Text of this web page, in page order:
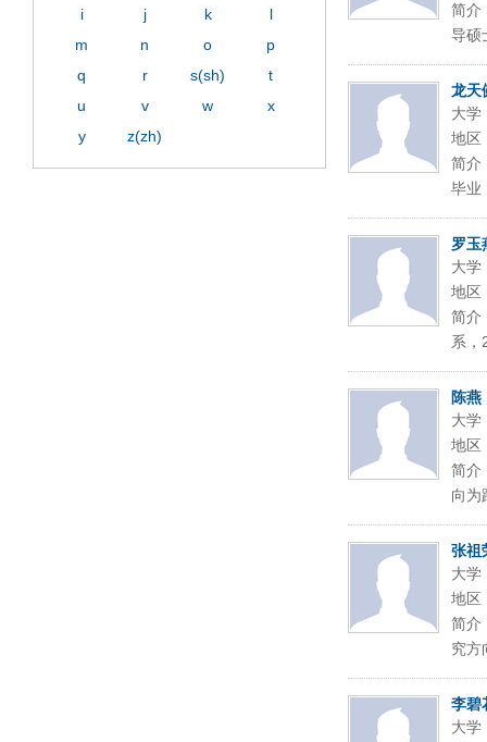
简介
导硕
龙天
大学
地区
简介
毕业
罗玉
大学
地区
简介
系，
陈燕
大学
地区
简介
向为
张祖
大学
地区
简介
究方
李碧
大学
i
j k
l
m
n o
p
q
r s(sh)
t
u
v w
x
y
z(zh)